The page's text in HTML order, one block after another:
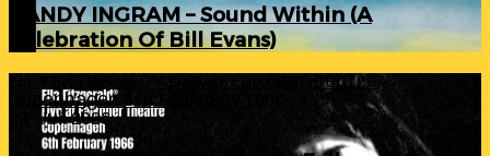
RANDY INGRAM – Sound Within (A
Celebration Of Bill Evans)
ELLA FITZGERALD – Live At Falkoner Centre
Copenhagen 6th February 1966
23. Juli 2026